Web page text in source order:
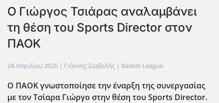
O Γιώργος Τσιάρας αναλαμβάνει
τη θέση του Sports Director στον
ΠΑΟΚ
24 Απριλίου 2026 | Γιάννης Σιαβελής | Basket League
Ο ΠΑΟΚ γνωστοποίησε την έναρξη της συνεργασίας
με τον Τσίαρα Γιώργο στην θέση του Sports Director.